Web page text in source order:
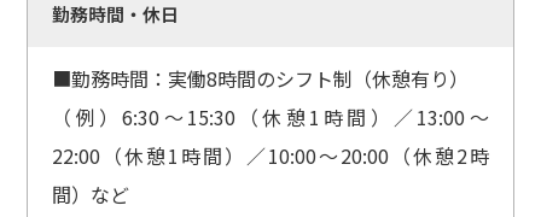
勤務時間・休日
■勤務時間：実働8時間のシフト制（休憩有り）
（例）6:30～15:30（休憩1時間）／13:00～
22:00（休憩1時間）／10:00～20:00（休憩2時
間）など